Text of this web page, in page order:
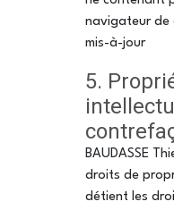
navigateur de
mis-à-jour
5.
BAUDASSE
droits de
détient les